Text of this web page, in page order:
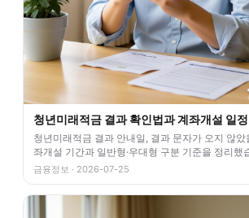
청년미래적금 결과 확인법과 계좌개설 일
청년미래적금 결과 안내일, 결과 문자가 오지 않았
좌개설 기간과 일반형·우대형 구분 기준을 정리했
금융정보 · 2026-07-25